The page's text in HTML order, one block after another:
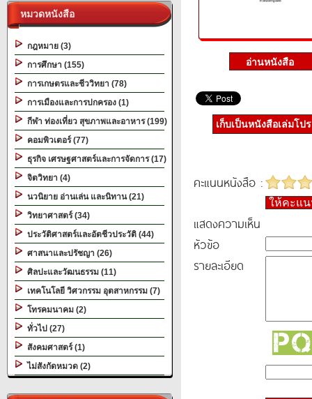
หมวดหนังสือ
กฎหมาย (3)
การศึกษา (155)
การเกษตรและชีววิทยา (78)
การเมืองและการปกครอง (1)
กีฬา ท่องเที่ยว สุขภาพและอาหาร (199)
คอมพิวเตอร์ (77)
ธุรกิจ เศรษฐศาสตร์และการจัดการ (17)
จิตวิทยา (4)
นวนิยาย อ่านเล่น และนิทาน (21)
วิทยาศาสตร์ (34)
ประวัติศาสตร์และอัตชีวประวัติ (44)
ศาสนาและปรัชญา (26)
ศิลปะและวัฒนธรรม (11)
เทคโนโลยี วิศวกรรม อุตสาหกรรม (7)
โทรคมนาคม (2)
ทั่วไป (27)
สังคมศาสตร์ (1)
ไม่สังกัดหมวด (2)
เก็บเป็นหนังสือเล่มโป
คะแนนหนังสือ :
ให้คะแ
แสดงความเห็น
หัวข้อ
รายละเอียด